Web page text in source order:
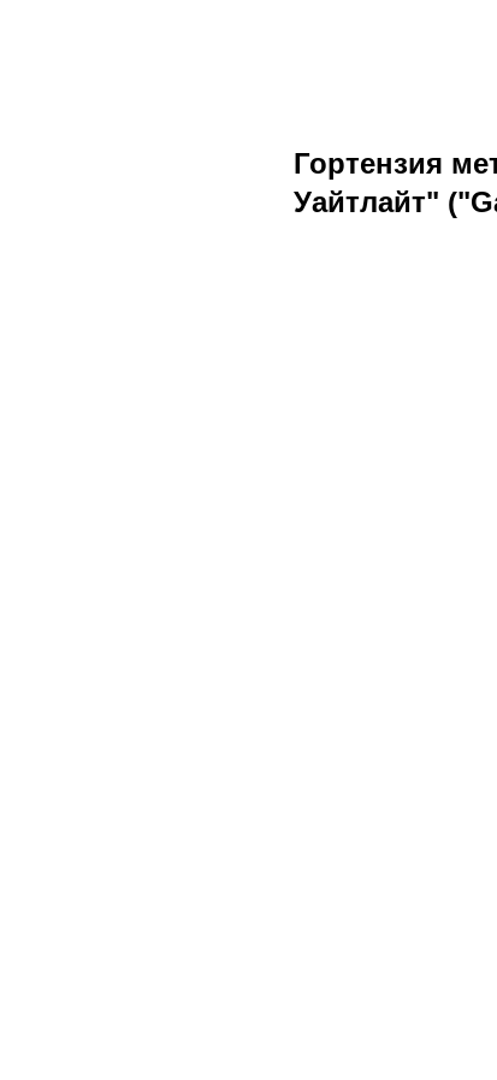
Гортензия
Уайтлайт"